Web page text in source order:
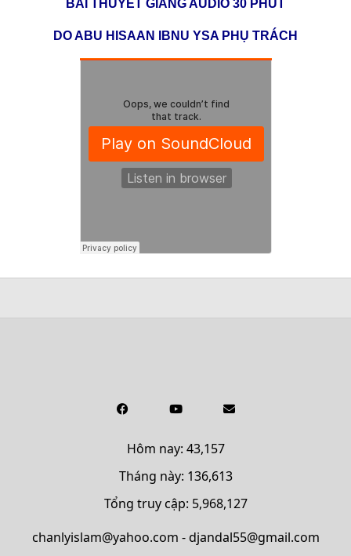
BÀI THUYẾT GIẢNG AUDIO 30 PHÚT
DO ABU HISAAN IBNU YSA PHỤ TRÁCH
Hôm nay: 43,157
Tháng này: 136,613
Tổng truy cập: 5,968,127
chanlyislam@yahoo.com - djandal55@gmail.com